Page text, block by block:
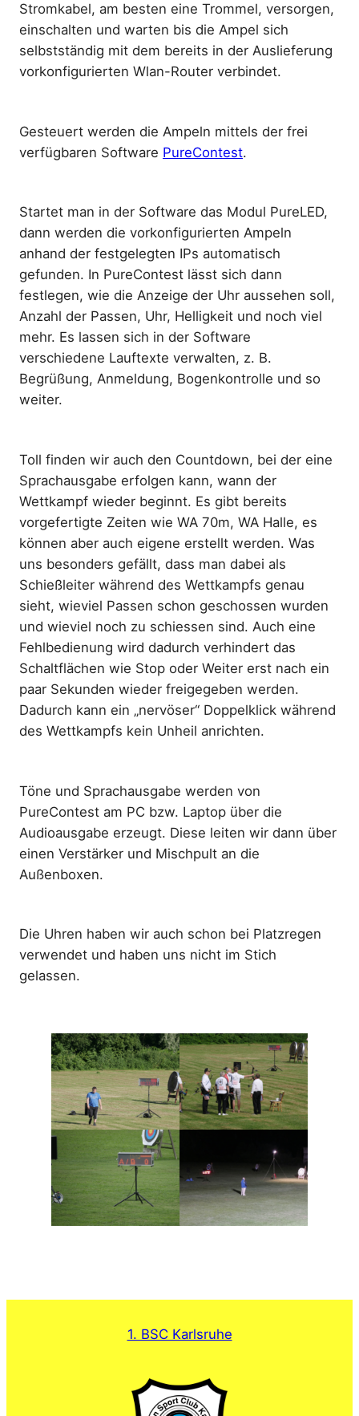
Stromkabel, am besten eine Trommel, versorgen,
einschalten und warten bis die Ampel sich
selbstständig mit dem bereits in der Auslieferung
vorkonfigurierten Wlan-Router verbindet.
Gesteuert werden die Ampeln mittels der frei
verfügbaren Software PureContest.
Startet man in der Software das Modul PureLED,
dann werden die vorkonfigurierten Ampeln
anhand der festgelegten IPs automatisch
gefunden. In PureContest lässt sich dann
festlegen, wie die Anzeige der Uhr aussehen soll,
Anzahl der Passen, Uhr, Helligkeit und noch viel
mehr. Es lassen sich in der Software
verschiedene Lauftexte verwalten, z. B.
Begrüßung, Anmeldung, Bogenkontrolle und so
weiter.
Toll finden wir auch den Countdown, bei der eine
Sprachausgabe erfolgen kann, wann der
Wettkampf wieder beginnt. Es gibt bereits
vorgefertigte Zeiten wie WA 70m, WA Halle, es
können aber auch eigene erstellt werden. Was
uns besonders gefällt, dass man dabei als
Schießleiter während des Wettkampfs genau
sieht, wieviel Passen schon geschossen wurden
und wieviel noch zu schiessen sind. Auch eine
Fehlbedienung wird dadurch verhindert das
Schaltflächen wie Stop oder Weiter erst nach ein
paar Sekunden wieder freigegeben werden.
Dadurch kann ein „nervöser“ Doppelklick während
des Wettkampfs kein Unheil anrichten.
Töne und Sprachausgabe werden von
PureContest am PC bzw. Laptop über die
Audioausgabe erzeugt. Diese leiten wir dann über
einen Verstärker und Mischpult an die
Außenboxen.
Die Uhren haben wir auch schon bei Platzregen
verwendet und haben uns nicht im Stich
gelassen.
1. BSC Karlsruhe